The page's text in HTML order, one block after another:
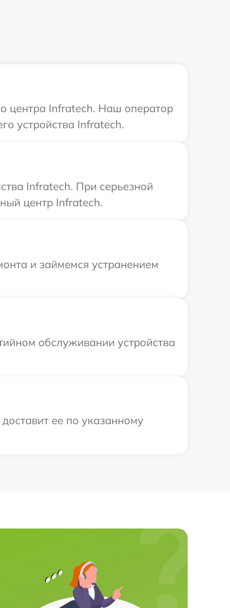
центра Infratech. Наш оператор
устройства Infratech.
Infratech. При серьезной
центр Infratech.
и займемся устранением
обслуживании устройства
ее по указанному